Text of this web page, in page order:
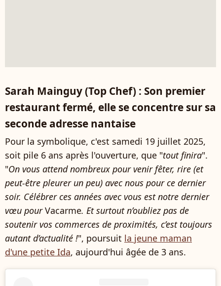
Sarah Mainguy (Top Chef) : Son premier
restaurant fermé, elle se concentre sur sa
seconde adresse nantaise
Pour la symbolique, c'est samedi 19 juillet 2025,
soit pile 6 ans après l'ouverture, que "tout finira".
"On vous attend nombreux pour venir fêter, rire (et
peut-être pleurer un peu) avec nous pour ce dernier
soir. Célébrer ces années avec vous est notre dernier
vœu pourVacarme. Et surtout n’oubliez pas de
soutenir vos commerces de proximités, c’est toujours
autant d’actualité !", poursuit la jeune maman
d'une petite Ida, aujourd'hui âgée de 3 ans.